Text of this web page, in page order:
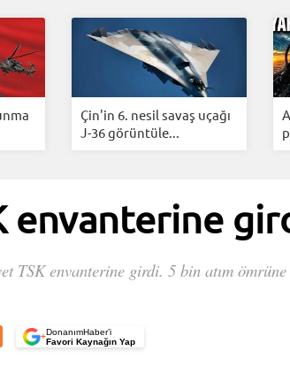
Telefon Önerileri
Çin'in 6. nesil savaş uçağı
J-36 görüntüle...
envanterine
TSK envanterine girdi. 5 bin atım
+DonanımHaber’i
Favori Kaynağın Yap